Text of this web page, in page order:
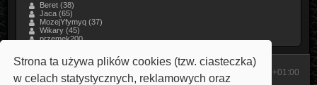
Strona ta używa plików cookies (tzw. ciasteczka)
w celach statystycznych, reklamowych oraz
Beret (38)
Jaca (65)
MozejYfymyq (37)
Wikary (45)
przemek200
Start Strona domowa Strefa czasowa UTC+01:00